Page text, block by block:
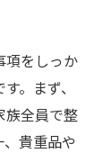
ポート
配慮
項をしっか
。まず、
族全員で整
貴重品や